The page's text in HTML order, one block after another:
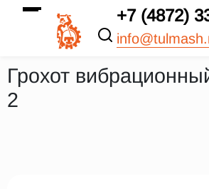
+7 (4872)
Грохот
2